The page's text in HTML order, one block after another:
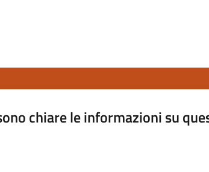
chiare le informazioni su